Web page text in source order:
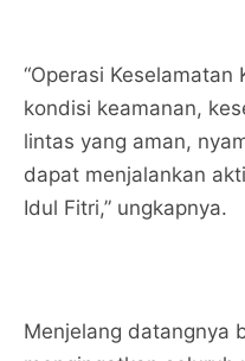
“Operasi
kondisi keamanan,
lintas yang aman,
dapat menjalankan
Idul Fitri,” ungkapnya.
Menjelang datangnya